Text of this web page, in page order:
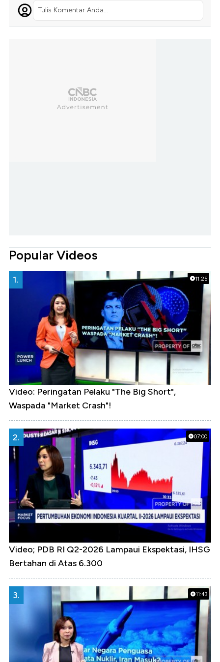
Tulis Komentar Anda...
Popular Videos
11:25
1.
Video: Peringatan Pelaku "The Big Short",
Waspada "Market Crash"!
07:00
2.
Video; PDB RI Q2-2026 Lampaui Ekspektasi, IHSG
Bertahan di Atas 6.300
11:43
3.